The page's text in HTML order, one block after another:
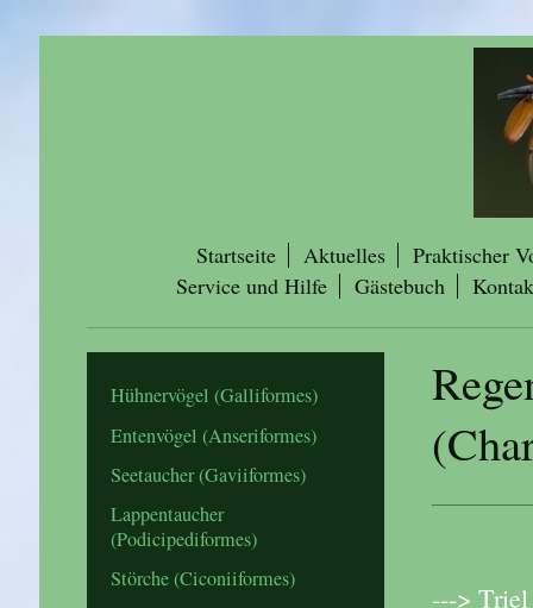
Startseite Aktuelles
Praktischer
Service und Hilfe
Gästebuch
--->
Hühnervögel (Galliformes)
Entenvögel (Anseriformes)
Seetaucher (Gaviiformes)
Lappentaucher
(Podicipediformes)
Störche (Ciconiiformes)